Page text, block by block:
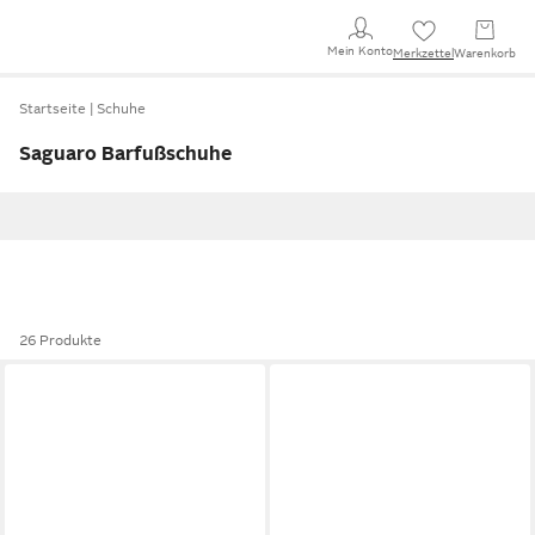
Mein KontoMerkzettel Warenkorb
Startseite Schuhe
Saguaro Barfußschuhe
26 Produkte